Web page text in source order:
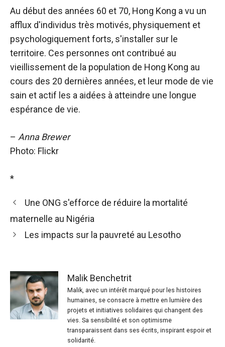
Au début des années 60 et 70, Hong Kong a vu un
afflux d'individus très motivés, physiquement et
psychologiquement forts, s'installer sur le
territoire. Ces personnes ont contribué au
vieillissement de la population de Hong Kong au
cours des 20 dernières années, et leur mode de vie
sain et actif les a aidées à atteindre une longue
espérance de vie.
– Anna Brewer
Photo: Flickr
*
Une ONG s'efforce de réduire la mortalité
maternelle au Nigéria
Les impacts sur la pauvreté au Lesotho
Malik Benchetrit
Malik, avec un intérêt marqué pour les histoires
humaines, se consacre à mettre en lumière des
projets et initiatives solidaires qui changent des
vies. Sa sensibilité et son optimisme
transparaissent dans ses écrits, inspirant espoir et
solidarité.